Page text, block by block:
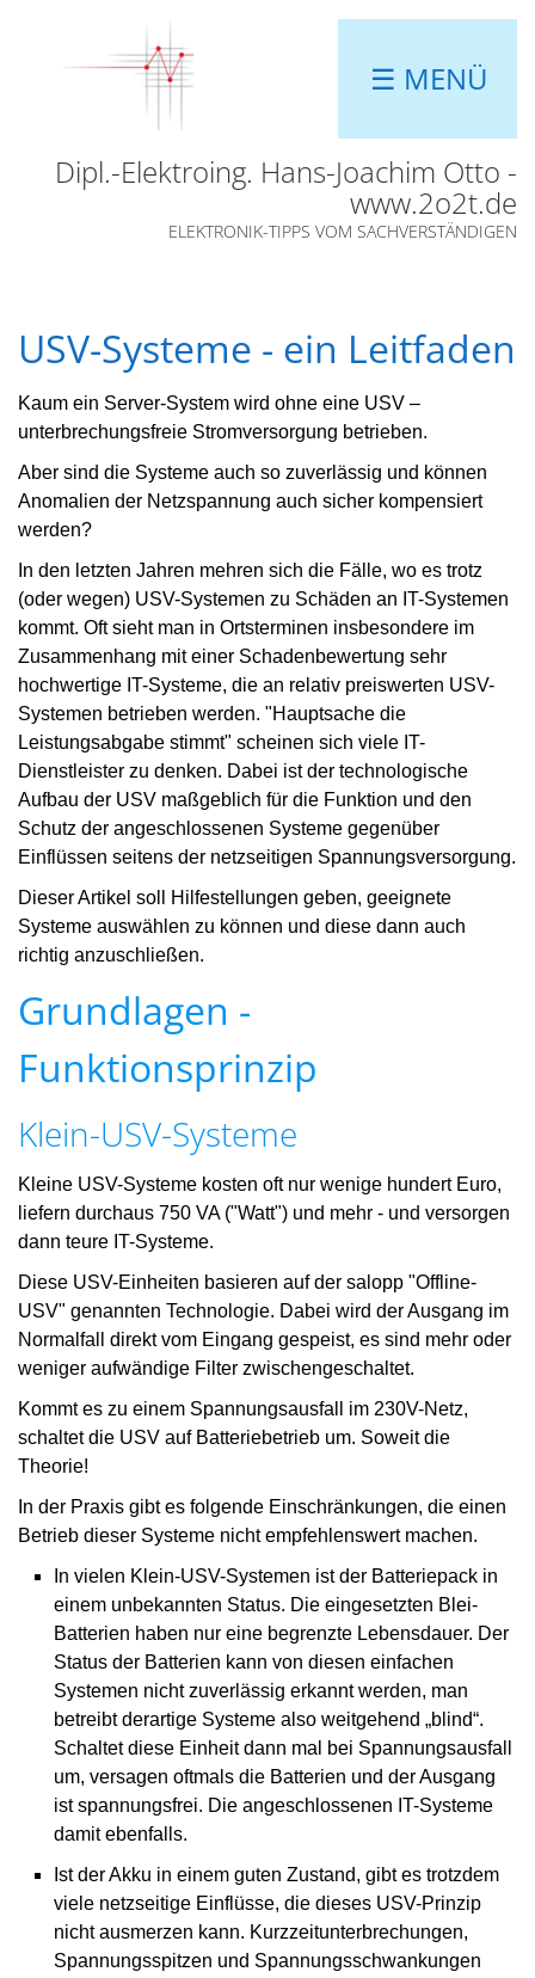
☰ MENÜ
Dipl.-Elektroing. Hans-Joachim Otto -
www.2o2t.de
ELEKTRONIK-TIPPS VOM SACHVERSTÄNDIGEN
USV-Systeme - ein Leitfaden
Kaum ein Server-System wird ohne eine USV –
unterbrechungsfreie Stromversorgung betrieben.
Aber sind die Systeme auch so zuverlässig und können
Anomalien der Netzspannung auch sicher kompensiert
werden?
In den letzten Jahren mehren sich die Fälle, wo es trotz
(oder wegen) USV-Systemen zu Schäden an IT-Systemen
kommt. Oft sieht man in Ortsterminen insbesondere im
Zusammenhang mit einer Schadenbewertung sehr
hochwertige IT-Systeme, die an relativ preiswerten USV-
Systemen betrieben werden. "Hauptsache die
Leistungsabgabe stimmt" scheinen sich viele IT-
Dienstleister zu denken. Dabei ist der technologische
Aufbau der USV maßgeblich für die Funktion und den
Schutz der angeschlossenen Systeme gegenüber
Einflüssen seitens der netzseitigen Spannungsversorgung.
Dieser Artikel soll Hilfestellungen geben, geeignete
Systeme auswählen zu können und diese dann auch
richtig anzuschließen.
Grundlagen -
Funktionsprinzip
Klein-USV-Systeme
Kleine USV-Systeme kosten oft nur wenige hundert Euro,
liefern durchaus 750 VA ("Watt") und mehr - und versorgen
dann teure IT-Systeme.
Diese USV-Einheiten basieren auf der salopp "Offline-
USV" genannten Technologie. Dabei wird der Ausgang im
Normalfall direkt vom Eingang gespeist, es sind mehr oder
weniger aufwändige Filter zwischengeschaltet.
Kommt es zu einem Spannungsausfall im 230V-Netz,
schaltet die USV auf Batteriebetrieb um. Soweit die
Theorie!
In der Praxis gibt es folgende Einschränkungen, die einen
Betrieb dieser Systeme nicht empfehlenswert machen.
In vielen Klein-USV-Systemen ist der Batteriepack in
einem unbekannten Status. Die eingesetzten Blei-
Batterien haben nur eine begrenzte Lebensdauer. Der
Status der Batterien kann von diesen einfachen
Systemen nicht zuverlässig erkannt werden, man
betreibt derartige Systeme also weitgehend „blind“.
Schaltet diese Einheit dann mal bei Spannungsausfall
um, versagen oftmals die Batterien und der Ausgang
ist spannungsfrei. Die angeschlossenen IT-Systeme
damit ebenfalls.
Ist der Akku in einem guten Zustand, gibt es trotzdem
viele netzseitige Einflüsse, die dieses USV-Prinzip
nicht ausmerzen kann. Kurzzeitunterbrechungen,
Spannungsspitzen und Spannungsschwankungen